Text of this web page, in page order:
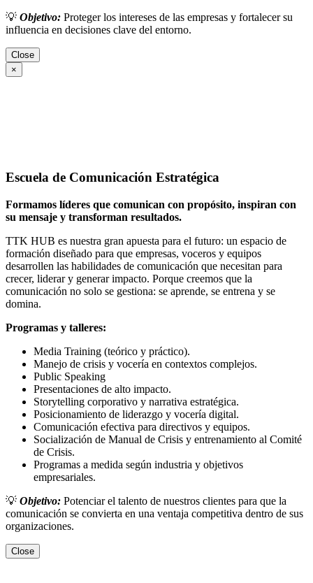
💡 Objetivo: Proteger los intereses de las empresas y fortalecer su
influencia en decisiones clave del entorno.
Close
×
Escuela de Comunicación Estratégica
Formamos líderes que comunican con propósito, inspiran con
su mensaje y transforman resultados.
TTK HUB es nuestra gran apuesta para el futuro: un espacio de
formación diseñado para que empresas, voceros y equipos
desarrollen las habilidades de comunicación que necesitan para
crecer, liderar y generar impacto. Porque creemos que la
comunicación no solo se gestiona: se aprende, se entrena y se
domina.
Programas y talleres:
Media Training (teórico y práctico).
Manejo de crisis y vocería en contextos complejos.
Public Speaking
Presentaciones de alto impacto.
Storytelling corporativo y narrativa estratégica.
Posicionamiento de liderazgo y vocería digital.
Comunicación efectiva para directivos y equipos.
Socialización de Manual de Crisis y entrenamiento al Comité
de Crisis.
Programas a medida según industria y objetivos
empresariales.
💡 Objetivo: Potenciar el talento de nuestros clientes para que la
comunicación se convierta en una ventaja competitiva dentro de sus
organizaciones.
Close